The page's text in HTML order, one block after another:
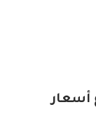
أسعار